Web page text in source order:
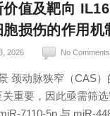
价值及靶向
胞损伤的作用机
2026 No Comments
颈动脉狭窄（CAS
关重要，因此亟需筛
7110-5p 与 miR-